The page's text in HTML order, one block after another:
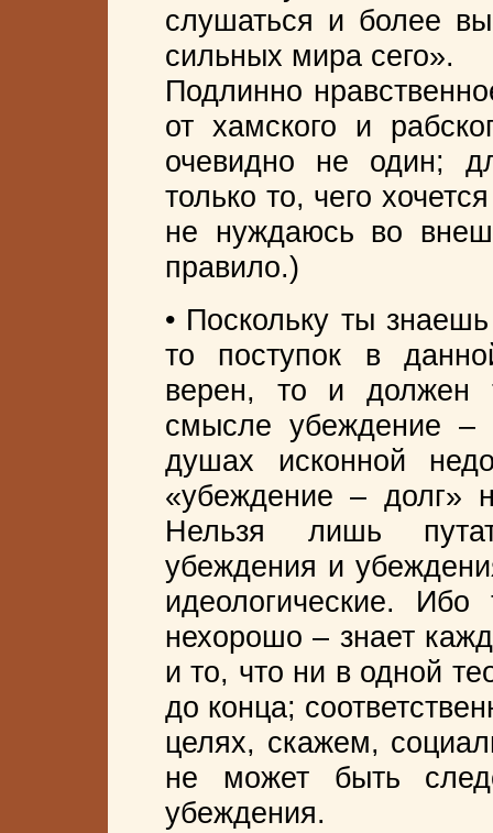
слушаться и более
сильных мира сего».
Подлинно
от хамского и
очевидно не один;
только то, чего
не нуждаюсь во
правило.)
• Поскольку ты
то поступок в
верен, то и должен
смысле убеждение
душах исконной
«убеждение – долг»
Нельзя лишь
убеждения и
идеологические.
нехорошо – знает
и то, что ни в одной
до конца;
целях, скажем,
не может быть
убеждения.